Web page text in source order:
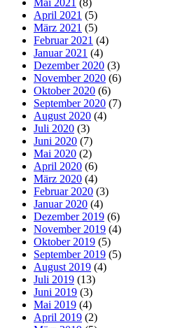
Mai 2021 (8)
April 2021 (5)
März 2021 (5)
Februar 2021 (4)
Januar 2021 (4)
Dezember 2020 (3)
November 2020 (6)
Oktober 2020 (6)
September 2020 (7)
August 2020 (4)
Juli 2020 (3)
Juni 2020 (7)
Mai 2020 (2)
April 2020 (6)
März 2020 (4)
Februar 2020 (3)
Januar 2020 (4)
Dezember 2019 (6)
November 2019 (4)
Oktober 2019 (5)
September 2019 (5)
August 2019 (4)
Juli 2019 (13)
Juni 2019 (3)
Mai 2019 (4)
April 2019 (2)